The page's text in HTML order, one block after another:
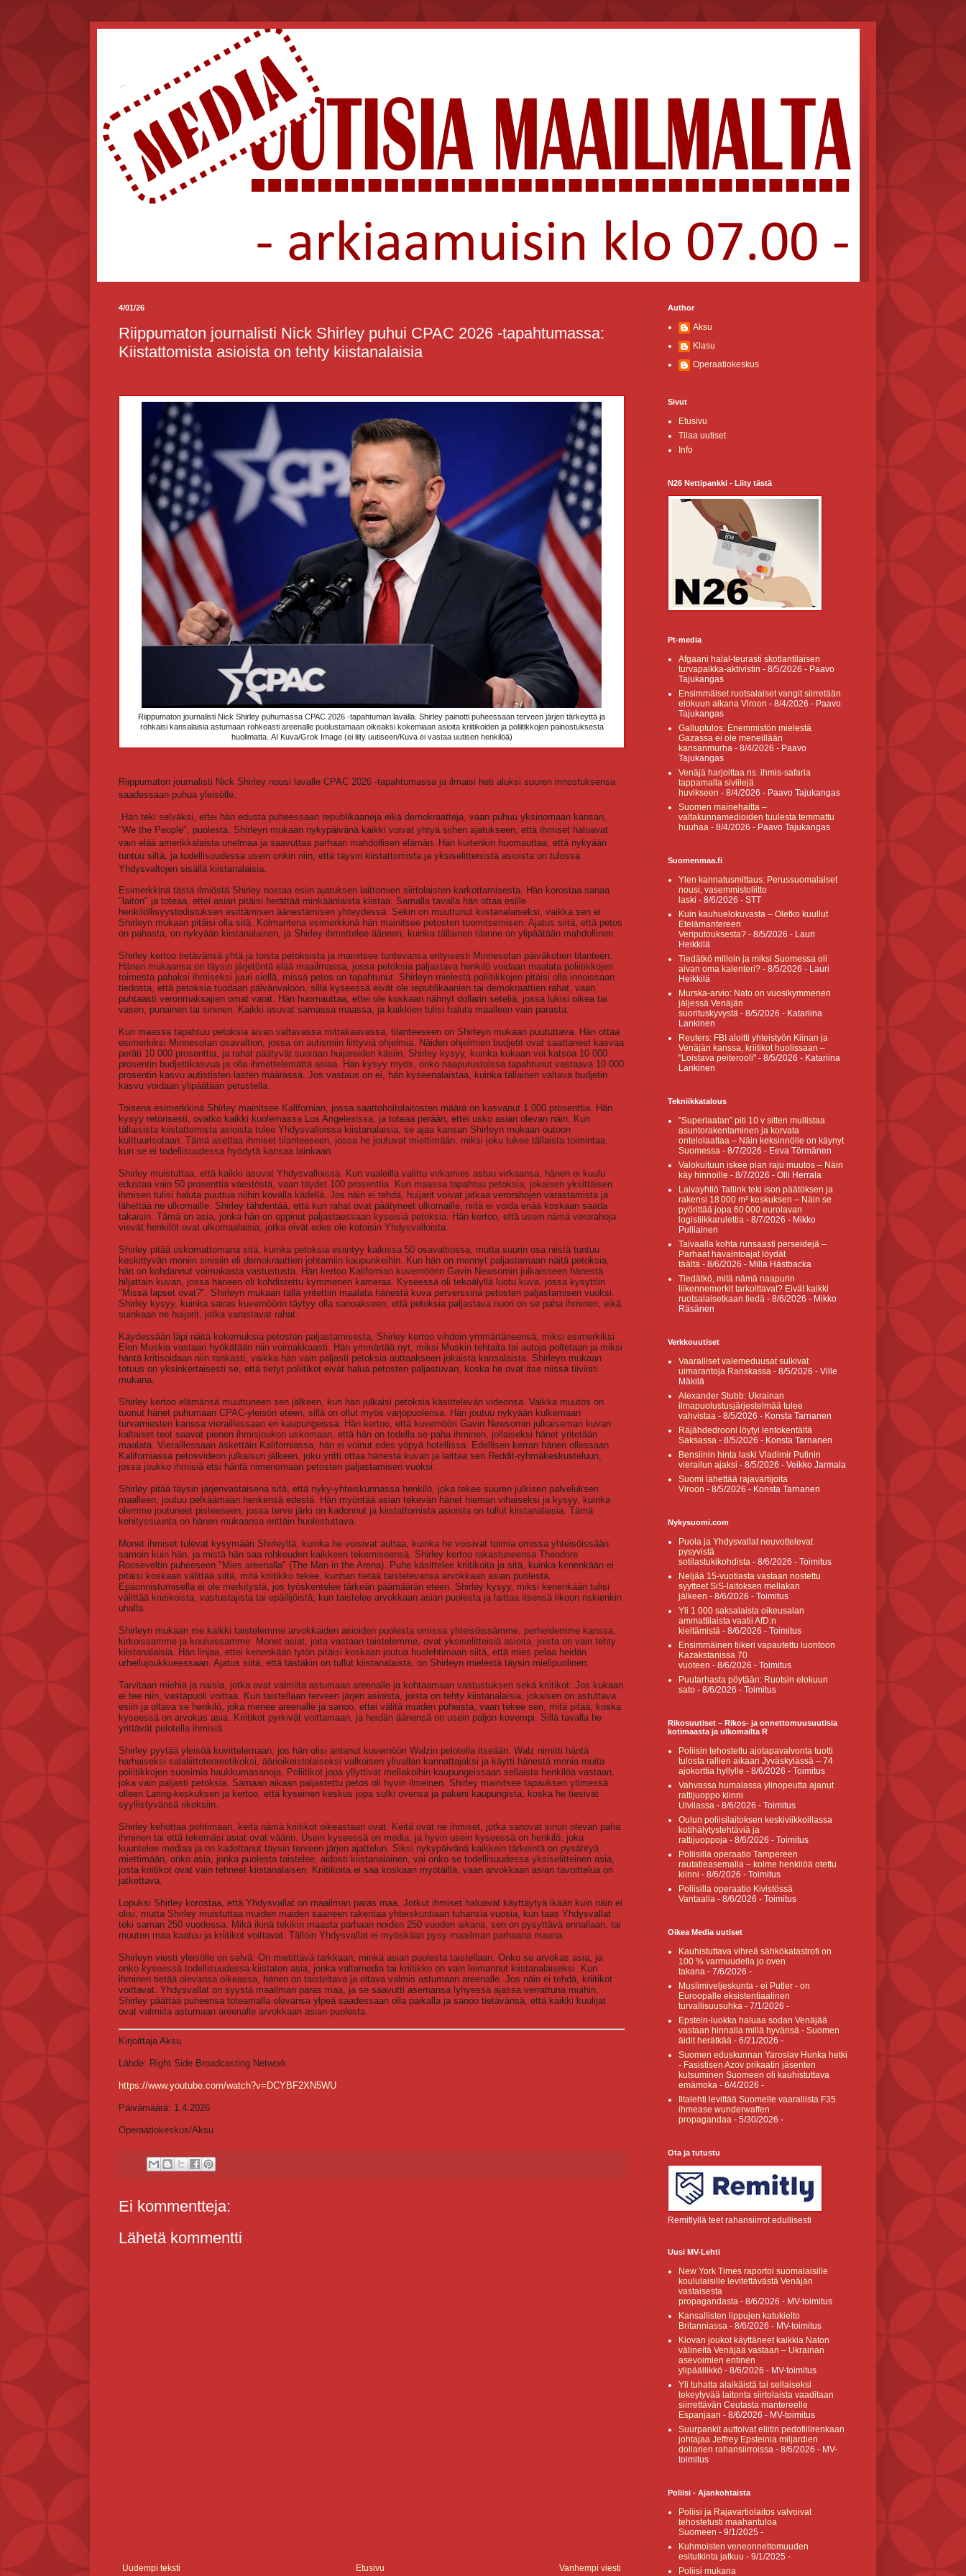
.
4/01/26
Riippumaton journalisti Nick Shirley puhui CPAC 2026 -tapahtumassa:
Kiistattomista asioista on tehty kiistanalaisia
Riippumaton journalisti Nick Shirley puhumassa CPAC 2026 -tapahtuman lavalla. Shirley painotti puheessaan terveen järjen tärkeyttä ja
rohkaisi kansalaisia astumaan rohkeasti areenalle puolustamaan oikeaksi kokemiaan asioita kriitikoiden ja poliitikkojen painostuksesta
huolimatta. AI Kuva/Grok Image (ei liity uutiseen/Kuva ei vastaa uutisen henkilöä)
Riippumaton journalisti Nick Shirley nousi lavalle CPAC 2026 -tapahtumassa ja ilmaisi heti aluksi suuren innostuksensa
saadessaan puhua yleisölle.
Hän teki selväksi, ettei hän edusta puheessaan republikaaneja eikä demokraatteja, vaan puhuu yksinomaan kansan,
"We the People", puolesta. Shirleyn mukaan nykypäivänä kaikki voivat yhtyä siihen ajatukseen, että ihmiset haluavat
vain elää amerikkalaista unelmaa ja saavuttaa parhaan mahdollisen elämän. Hän kuitenkin huomauttaa, että nykyään
tuntuu siltä, ja todellisuudessa usein onkin niin, että täysin kiistattomista ja yksiselitteisistä asioista on tulossa
Yhdysvaltojen sisällä kiistanalaisia.
Esimerkkinä tästä ilmiöstä Shirley nostaa esiin ajatuksen laittomien siirtolaisten karkottamisesta. Hän korostaa sanaa
"laiton" ja toteaa, ettei asian pitäisi herättää minkäänlaista kiistaa. Samalla tavalla hän ottaa esille
henkilöllisyystodistuksen esittämisen äänestämisen yhteydessä. Sekin on muuttunut kiistanalaiseksi, vaikka sen ei
Shirleyn mukaan pitäisi olla sitä. Kolmantena esimerkkinä hän mainitsee petosten tuomitsemisen. Ajatus siitä, että petos
on pahasta, on nykyään kiistanalainen, ja Shirley ihmettelee ääneen, kuinka tällainen tilanne on ylipäätään mahdollinen.
Shirley kertoo tietävänsä yhtä ja toista petoksista ja mainitsee tuntevansa erityisesti Minnesotan päiväkotien tilanteen.
Hänen mukaansa on täysin järjetöntä elää maailmassa, jossa petoksia paljastava henkilö voidaan maalata poliitikkojen
toimesta pahaksi ihmiseksi juuri siellä, missä petos on tapahtunut. Shirleyn mielestä poliitikkojen pitäisi olla innoissaan
tiedosta, että petoksia tuodaan päivänvaloon, sillä kyseessä eivät ole republikaanien tai demokraattien rahat, vaan
puhtaasti veronmaksajien omat varat. Hän huomauttaa, ettei ole koskaan nähnyt dollarin seteliä, jossa lukisi oikea tai
vasen, punainen tai sininen. Kaikki asuvat samassa maassa, ja kaikkien tulisi haluta maalleen vain parasta.
Kun maassa tapahtuu petoksia aivan valtavassa mittakaavassa, tilanteeseen on Shirleyn mukaan puututtava. Hän ottaa
esimerkiksi Minnesotan osavaltion, jossa on autismiin liittyviä ohjelmia. Näiden ohjelmien budjetit ovat saattaneet kasvaa
peräti 10 000 prosenttia, ja rahat päätyvät suoraan huijareiden käsiin. Shirley kysyy, kuinka kukaan voi katsoa 10 000
prosentin budjettikasvua ja olla ihmettelemättä asiaa. Hän kysyy myös, onko naapurustoissa tapahtunut vastaava 10 000
prosentin kasvu autististen lasten määrässä. Jos vastaus on ei, hän kyseenalaistaa, kuinka tällainen valtava budjetin
kasvu voidaan ylipäätään perustella.
Toisena esimerkkinä Shirley mainitsee Kalifornian, jossa saattohoitolaitosten määrä on kasvanut 1 000 prosenttia. Hän
kysyy retorisesti, ovatko kaikki kuolemassa Los Angelesissa, ja toteaa perään, ettei usko asian olevan näin. Kun
tällaisista kiistattomista asioista tulee Yhdysvalloissa kiistanalaisia, se ajaa kansan Shirleyn mukaan outoon
kulttuurisotaan. Tämä asettaa ihmiset tilanteeseen, jossa he joutuvat miettimään, miksi joku tukee tällaista toimintaa,
kun se ei todellisuudessa hyödytä kansaa lainkaan.
Shirley muistuttaa, että kaikki asuvat Yhdysvalloissa. Kun vaaleilla valittu virkamies astuu virkaansa, hänen ei kuulu
edustaa vain 50 prosenttia väestöstä, vaan täydet 100 prosenttia. Kun maassa tapahtuu petoksia, jokaisen yksittäisen
ihmisen tulisi haluta puuttua niihin kovalla kädellä. Jos näin ei tehdä, huijarit voivat jatkaa verorahojen varastamista ja
lähettää ne ulkomaille. Shirley tähdentää, että kun rahat ovat päätyneet ulkomaille, niitä ei voida enää koskaan saada
takaisin. Tämä on asia, jonka hän on oppinut paljastaessaan kyseisiä petoksia. Hän kertoo, että usein nämä verorahoja
vievät henkilöt ovat ulkomaalaisia, jotka eivät edes ole kotoisin Yhdysvalloista.
Shirley pitää uskomattomana sitä, kuinka petoksia esiintyy kaikissa 50 osavaltiossa, mutta suurin osa niistä tuntuu
keskittyvän moniin sinisiin eli demokraattien johtamiin kaupunkeihin. Kun hän on mennyt paljastamaan näitä petoksia,
hän on kohdannut voimakasta vastustusta. Hän kertoo Kalifornian kuvernöörin Gavin Newsomin julkaisseen hänestä
hiljattain kuvan, jossa häneen oli kohdistettu kymmenen kameraa. Kyseessä oli tekoälyllä luotu kuva, jossa kysyttiin
"Missä lapset ovat?". Shirleyn mukaan tällä yritettiin maalata hänestä kuva perverssinä petosten paljastamisen vuoksi.
Shirley kysyy, kuinka sairas kuvernöörin täytyy olla sanoakseen, että petoksia paljastava nuori on se paha ihminen, eikä
suinkaan ne huijarit, jotka varastavat rahat.
Käydessään läpi näitä kokemuksia petosten paljastamisesta, Shirley kertoo vihdoin ymmärtäneensä, miksi esimerkiksi
Elon Muskia vastaan hyökätään niin voimakkaasti. Hän ymmärtää nyt, miksi Muskin tehtaita tai autoja poltetaan ja miksi
häntä kritisoidaan niin rankasti, vaikka hän vain paljasti petoksia auttaakseen jokaista kansalaista. Shirleyn mukaan
totuus on yksinkertaisesti se, että tietyt poliitikot eivät halua petosten paljastuvan, koska he ovat itse niissä tiiviisti
mukana.
Shirley kertoo elämänsä muuttuneen sen jälkeen, kun hän julkaisi petoksia käsittelevän videonsa. Vaikka muutos on
tuonut hänet puhumaan CPAC-yleisön eteen, sillä on ollut myös varjopuolensa. Hän joutuu nykyään kulkemaan
turvamiesten kanssa vieraillessaan eri kaupungeissa. Hän kertoo, että kuvernööri Gavin Newsomin julkaiseman kuvan
kaltaiset teot saavat pienen ihmisjoukon uskomaan, että hän on todella se paha ihminen, jollaiseksi hänet yritetään
maalata. Vieraillessaan äskettäin Kaliforniassa, hän ei voinut edes yöpyä hotellissa. Edellisen kerran hänen ollessaan
Kaliforniassa petosvideon julkaisun jälkeen, joku yritti ottaa hänestä kuvan ja laittaa sen Reddit-ryhmäkeskusteluun,
jossa joukko ihmisiä etsi häntä nimenomaan petosten paljastamisen vuoksi.
Shirley pitää täysin järjenvastaisena sitä, että nyky-yhteiskunnassa henkilö, joka tekee suuren julkisen palveluksen
maalleen, joutuu pelkäämään henkensä edestä. Hän myöntää asian tekevän hänet hieman vihaiseksi ja kysyy, kuinka
olemme joutuneet pisteeseen, jossa terve järki on kadonnut ja kiistattomista asioista on tullut kiistanalaisia. Tämä
kehityssuunta on hänen mukaansa erittäin huolestuttava.
Monet ihmiset tulevat kysymään Shirleyltä, kuinka he voisivat auttaa, kuinka he voisivat toimia omissa yhteisöissään
samoin kuin hän, ja mistä hän saa rohkeuden kaikkeen tekemiseensä. Shirley kertoo rakastuneensa Theodore
Rooseveltin puheeseen "Mies areenalla" (The Man in the Arena). Puhe käsittelee kriitikoita ja sitä, kuinka kenenkään ei
pitäisi koskaan välittää siitä, mitä kriitikko tekee, kunhan tietää taistelevansa arvokkaan asian puolesta.
Epäonnistumisella ei ole merkitystä, jos työskentelee tärkeän päämäärän eteen. Shirley kysyy, miksi kenenkään tulisi
välittää kriitikoista, vastustajista tai epäilijöistä, kun taistelee arvokkaan asian puolesta ja laittaa itsensä likoon riskienkin
uhalla.
Shirleyn mukaan me kaikki taistelemme arvokkaiden asioiden puolesta omissa yhteisöissämme, perheidemme kanssa,
kirkoissamme ja kouluissamme. Monet asiat, joita vastaan taistelemme, ovat yksiselitteisiä asioita, joista on vain tehty
kiistanalaisia. Hän linjaa, ettei kenenkään tytön pitäisi koskaan joutua huolehtimaan siitä, että mies pelaa heidän
urheilujoukkueessaan. Ajatus siitä, että tästäkin on tullut kiistanalaista, on Shirleyn mielestä täysin mielipuolinen.
Tarvitaan miehiä ja naisia, jotka ovat valmiita astumaan areenalle ja kohtaamaan vastustuksen sekä kriitikot. Jos kukaan
ei tee niin, vastapuoli voittaa. Kun taistellaan terveen järjen asioista, joista on tehty kiistanalaisia, jokaisen on astuttava
esiin ja oltava se henkilö, joka menee areenalle ja sanoo, ettei välitä muiden puheista, vaan tekee sen, mitä pitää, koska
kyseessä on arvokas asia. Kriitikot pyrkivät voittamaan, ja heidän äänensä on usein paljon kovempi. Sillä tavalla he
yrittävät pelotella ihmisiä.
Shirley pyytää yleisöä kuvittelemaan, jos hän olisi antanut kuvernööri Walzin pelotella itseään. Walz nimitti häntä
harhaiseksi salaliittoteoreetikoksi, äärioikeistolaiseksi valkoisen ylivallan kannattajaksi ja käytti hänestä monia muita
poliitikkojen suosimia haukkumasanoja. Poliitikot jopa yllyttivät mellakoihin kaupungeissaan sellaista henkilöä vastaan,
joka vain paljasti petoksia. Samaan aikaan paljastettu petos oli hyvin ilmeinen. Shirley mainitsee tapauksen ytimessä
olleen Laring-keskuksen ja kertoo, että kyseinen keskus jopa sulki ovensa ja pakeni kaupungista, koska he tiesivät
syyllistyvänsä rikoksiin.
Shirley kehottaa pohtimaan, keitä nämä kriitikot oikeastaan ovat. Keitä ovat ne ihmiset, jotka sanovat sinun olevan paha
ihminen tai että tekemäsi asiat ovat väärin. Usein kyseessä on media, ja hyvin usein kyseessä on henkilö, joka
kuuntelee mediaa ja on kadottanut täysin terveen järjen ajattelun. Siksi nykypäivänä kaikkein tärkeintä on pysähtyä
miettimään, onko asia, jonka puolesta taistelee, aidosti kiistanalainen, vai onko se todellisuudessa yksiselitteinen asia,
josta kriitikot ovat vain tehneet kiistanalaisen. Kriitikoita ei saa koskaan myötäillä, vaan arvokkaan asian tavoittelua on
jatkettava.
Lopuksi Shirley korostaa, että Yhdysvallat on maailman paras maa. Jotkut ihmiset haluavat käyttäytyä ikään kuin näin ei
olisi, mutta Shirley muistuttaa muiden maiden saaneen rakentaa yhteiskuntiaan tuhansia vuosia, kun taas Yhdysvallat
teki saman 250 vuodessa. Mikä ikinä tekikin maasta parhaan noiden 250 vuoden aikana, sen on pysyttävä ennallaan, tai
muuten maa kaatuu ja kriitikot voittavat. Tällöin Yhdysvallat ei myöskään pysy maailman parhaana maana.
Shirleyn viesti yleisölle on selvä: On mietittävä tarkkaan, minkä asian puolesta taistellaan. Onko se arvokas asia, ja
onko kyseessä todellisuudessa kiistaton asia, jonka valtamedia tai kriitikko on vain leimannut kiistanalaiseksi. Kun
ihminen tietää olevansa oikeassa, hänen on taisteltava ja oltava valmis astumaan areenalle. Jos näin ei tehdä, kriitikot
voittavat. Yhdysvallat on syystä maailman paras maa, ja se saavutti asemansa lyhyessä ajassa verrattuna muihin.
Shirley päättää puheensa toteamalla olevansa ylpeä saadessaan olla paikalla ja sanoo tietävänsä, että kaikki kuulijat
ovat valmiita astumaan areenalle arvokkaan asian puolesta.
Kirjoittaja Aksu
Lähde: Right Side Broadcasting Network
https://www.youtube.com/watch?v=DCYBF2XN5WU
Päivämäärä: 1.4.2026
Operaatiokeskus/Aksu
Ei kommentteja:
Lähetä kommentti
Uudempi teksti Vanhempi viesti
Etusivu
Author
Aksu
Klasu
Operaatiokeskus
Sivut
Etusivu
Tilaa uutiset
Info
N26 Nettipankki - Liity tästä
Pt-media
Afgaani halal-teurasti skotlantilaisen
turvapaikka-aktivistin - 8/5/2026 - Paavo
Tajukangas
Ensimmäiset ruotsalaiset vangit siirretään
elokuun aikana Viroon - 8/4/2026 - Paavo
Tajukangas
Galluptulos: Enemmistön mielestä
Gazassa ei ole meneillään
kansanmurha - 8/4/2026 - Paavo
Tajukangas
Venäjä harjoittaa ns. ihmis-safaria
tappamalla siviilejä
huvikseen - 8/4/2026 - Paavo Tajukangas
Suomen mainehaitta –
valtakunnamedioiden tuulesta temmattu
huuhaa - 8/4/2026 - Paavo Tajukangas
Suomenmaa.fi
Ylen kannatusmittaus: Perussuomalaiset
nousi, vasemmistoliitto
laski - 8/6/2026 - STT
Kuin kauhuelokuvasta – Oletko kuullut
Etelämantereen
Veriputouksesta? - 8/5/2026 - Lauri
Heikkilä
Tiedätkö milloin ja miksi Suomessa oli
aivan oma kalenteri? - 8/5/2026 - Lauri
Heikkilä
Murska-arvio: Nato on vuosikymmenen
jäljessä Venäjän
suorituskyvystä - 8/5/2026 - Katariina
Lankinen
Reuters: FBI aloitti yhteistyön Kiinan ja
Venäjän kanssa, kriitikot huolissaan –
"Loistava peiterooli" - 8/5/2026 - Katariina
Lankinen
Tekniikkatalous
”Superlaatan” piti 10 v sitten mullistaa
asuntorakentaminen ja korvata
ontelolaattaa – Näin keksinnölle on käynyt
Suomessa - 8/7/2026 - Eeva Törmänen
Valokuituun iskee pian raju muutos – Näin
käy hinnoille - 8/7/2026 - Olli Herrala
Laivayhtiö Tallink teki ison päätöksen ja
rakensi 18 000 m² keskuksen – Näin se
pyörittää jopa 60 000 eurolavan
logistiikkarulettia - 8/7/2026 - Mikko
Pulliainen
Taivaalla kohta runsaasti perseidejä –
Parhaat havaintoajat löydät
täältä - 8/6/2026 - Milla Hästbacka
Tiedätkö, mitä nämä naapurin
liikennemerkit tarkoittavat? Eivät kaikki
ruotsalaisetkaan tiedä - 8/6/2026 - Mikko
Räsänen
Verkkouutiset
Vaaralliset valemeduusat sulkivat
uimarantoja Ranskassa - 8/5/2026 - Ville
Mäkilä
Alexander Stubb: Ukrainan
ilmapuolustusjärjestelmää tulee
vahvistaa - 8/5/2026 - Konsta Tarnanen
Räjähdedrooni löytyi lentokentältä
Saksassa - 8/5/2026 - Konsta Tarnanen
Bensiinin hinta laski Vladimir Putinin
vierailun ajaksi - 8/5/2026 - Veikko Jarmala
Suomi lähettää rajavartijoita
Viroon - 8/5/2026 - Konsta Tarnanen
Nykysuomi.com
Puola ja Yhdysvallat neuvottelevat
pysyvistä
sotilastukikohdista - 8/6/2026 - Toimitus
Neljää 15-vuotiasta vastaan nostettu
syytteet SiS-laitoksen mellakan
jälkeen - 8/6/2026 - Toimitus
Yli 1 000 saksalaista oikeusalan
ammattilaista vaatii AfD:n
kieltämistä - 8/6/2026 - Toimitus
Ensimmäinen tiikeri vapautettu luontoon
Kazakstanissa 70
vuoteen - 8/6/2026 - Toimitus
Puutarhasta pöytään: Ruotsin elokuun
sato - 8/6/2026 - Toimitus
Rikosuutiset – Rikos- ja onnettomuusuutisia
kotimaasta ja ulkomailta R
Poliisin tehostettu ajotapavalvonta tuotti
tulosta rallien aikaan Jyväskylässä – 74
ajokorttia hyllylle - 8/6/2026 - Toimitus
Vahvassa humalassa ylinopeutta ajanut
rattijuoppo kiinni
Ulvilassa - 8/6/2026 - Toimitus
Oulun poliisilaitoksen keskiviikkoillassa
kotihälytystehtäviä ja
rattijuoppoja - 8/6/2026 - Toimitus
Poliisilla operaatio Tampereen
rautatieasemalla – kolme henkilöä otettu
kiinni - 8/6/2026 - Toimitus
Poliisilla operaatio Kivistössä
Vantaalla - 8/6/2026 - Toimitus
Oikea Media uutiset
Kauhistuttava vihreä sähkökatastrofi on
100 % varmuudella jo oven
takana - 7/6/2026 -
Muslimiveljeskunta - ei Putler - on
Euroopalle eksistentiaalinen
turvallisuusuhka - 7/1/2026 -
Epstein-luokka haluaa sodan Venäjää
vastaan hinnalla millä hyvänsä - Suomen
äidit herätkää - 6/21/2026 -
Suomen eduskunnan Yaroslav Hunka hetki
- Fasistisen Azov prikaatin jäsenten
kutsuminen Suomeen oli kauhistuttava
emämoka - 6/4/2026 -
Iltalehti levittää Suomelle vaarallista F35
ihmease wunderwaffen
propagandaa - 5/30/2026 -
Ota ja tutustu
Remitlyllä teet rahansiirrot edullisesti
Uusi MV-Lehti
New York Times raportoi suomalaisille
koululaisille levitettävästä Venäjän
vastaisesta
propagandasta - 8/6/2026 - MV-toimitus
Kansallisten lippujen katukielto
Britanniassa - 8/6/2026 - MV-toimitus
Kiovan joukot käyttäneet kaikkia Naton
välineitä Venäjää vastaan – Ukrainan
asevoimien entinen
ylipäällikkö - 8/6/2026 - MV-toimitus
Yli tuhatta alaikäistä tai sellaiseksi
tekeytyvää laitonta siirtolaista vaaditaan
siirrettävän Ceutasta mantereelle
Espanjaan - 8/6/2026 - MV-toimitus
Suurpankit auttoivat eliitin pedofiilirenkaan
johtajaa Jeffrey Epsteinia miljardien
dollarien rahansiirroissa - 8/6/2026 - MV-
toimitus
Poliisi - Ajankohtaista
Poliisi ja Rajavartiolaitos valvoivat
tehostetusti maahantuloa
Suomeen - 9/1/2025 -
Kuhmoisten veneonnettomuuden
esitutkinta jatkuu - 9/1/2025 -
Poliisi mukana